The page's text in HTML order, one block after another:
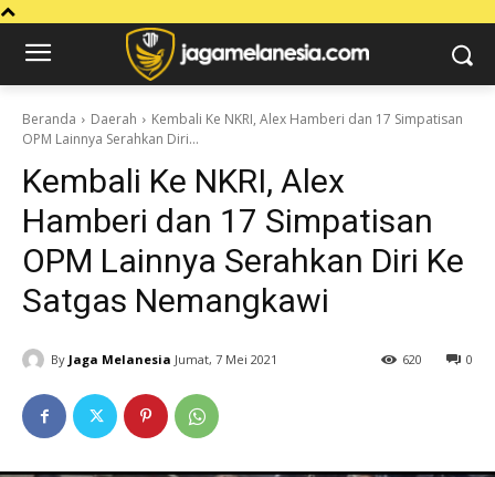
Beranda Daerah
Kembali Ke NKRI, Alex Hamberi dan 17 Simpatisan
OPM Lainnya Serahkan Diri...
Kembali Ke NKRI, Alex
Hamberi dan 17 Simpatisan
OPM Lainnya Serahkan Diri Ke
Satgas Nemangkawi
By Jaga Melanesia Jumat, 7 Mei 2021 0
620